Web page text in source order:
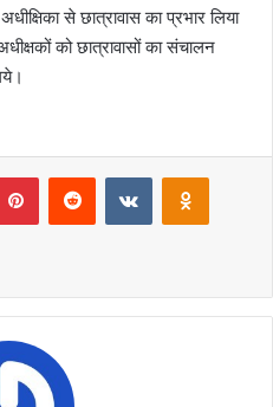
से छात्रावास का प्रभार लिया
को छात्रावासों का संचालन
PinterestReddit VKontakte